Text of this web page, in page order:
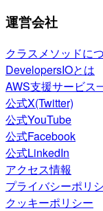
運営会社
クラスメソッドに
DevelopersIOとは
AWS支援サービス
公式X(Twitter)
公式YouTube
公式Facebook
公式LinkedIn
アクセス情報
プライバシーポリ
クッキーポリシー